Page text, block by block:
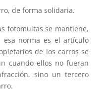
de forma solidaria.
fotomultas se mantiene,
norma es el artículo
de los carros se
cuando ellos no fueran
sino un tercero